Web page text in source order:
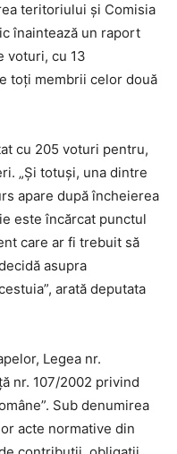
teritoriului și Comisia
înaintează un raport
voturi, cu 13
toți membrii celor două
cu 205 voturi pentru,
„Și totuși, una dintre
apare după încheierea
este încărcat punctul
care ar fi trebuit să
asupra
arată deputata
Legea nr.
nr. 107/2002 privind
Sub denumirea
acte normative din